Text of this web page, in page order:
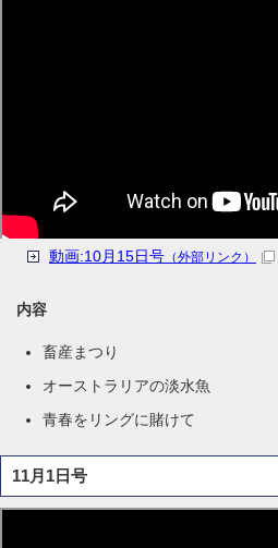
動画:10月15日号 （外部リンク）
内容
畜産まつり
オーストラリアの淡水魚
青春をリングに賭けて
11月1日号